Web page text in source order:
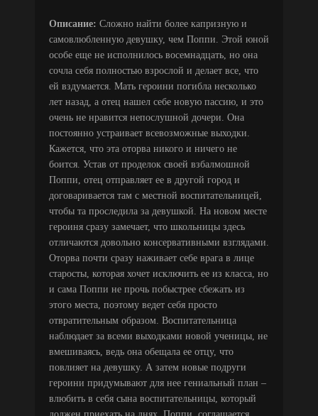
Описание: Сложно найти более капризную и
самовлюбленную девушку, чем Поппи. Этой юной
особе еще не исполнилось восемнадцать, но она
сочла себя полностью взрослой и делает все, что
ей вздумается. Мать героини погибла несколько
лет назад, а отец нашел себе новую пассию, и это
очень не нравится непослушной дочери. Она
постоянно устраивает всевозможные выходки.
Кажется, что эта оторва никого и ничего не
боится. Устав от проделок своей взбалмошной
Поппи, отец отправляет ее в другой город и
договаривается там с местной воспитательницей,
чтобы та проследила за девушкой. На новом месте
героиня сразу замечает, что школьницы здесь
отличаются довольно консервативными взглядами.
Оторва почти сразу наживает себе врага в лице
старосты, которая хочет исключить ее из класса, но
и сама Поппи не прочь побыстрее сбежать из
этого места, поэтому ведет себя просто
отвратительным образом. Воспитательница
наблюдает за всеми выходками новой ученицы, не
вмешиваясь, ведь она обещала ее отцу, что
повлияет на девушку. А затем новые подруги
героини придумывают для нее гениальный план –
влюбить в себя сына воспитательницы, который